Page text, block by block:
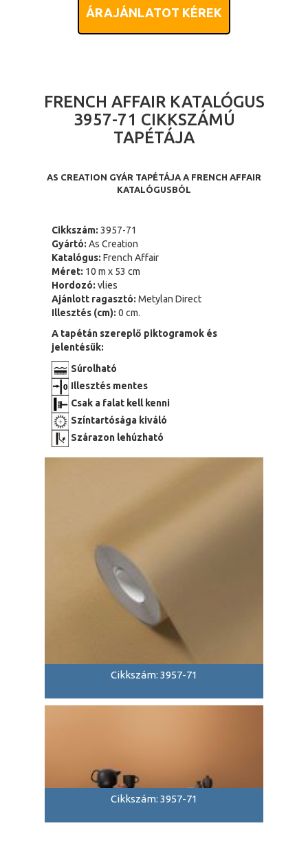
ÁRAJÁNLATOT KÉREK
FRENCH AFFAIR KATALÓGUS
3957-71 CIKKSZÁMÚ
TAPÉTÁJA
AS CREATION GYÁR TAPÉTÁJA A FRENCH AFFAIR
KATALÓGUSBÓL
Cikkszám: 3957-71
Gyártó: As Creation
Katalógus: French Affair
Méret: 10 m x 53 cm
Hordozó: vlies
Ajánlott ragasztó: Metylan Direct
Illesztés (cm): 0 cm.
A tapétán szereplő piktogramok és
jelentésük:
Súrolható
Illesztés mentes
Csak a falat kell kenni
Színtartósága kiváló
Szárazon lehúzható
Cikkszám: 3957-71
Cikkszám: 3957-71